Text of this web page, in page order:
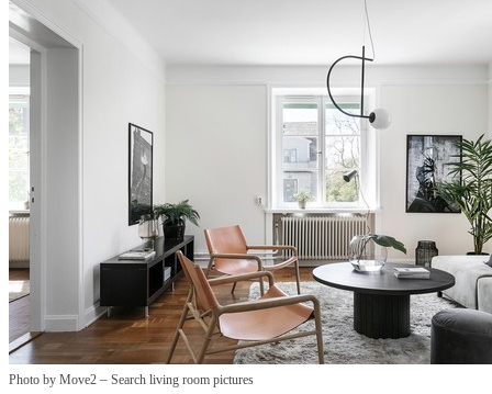
Photo by Move2 – Search living room pictures